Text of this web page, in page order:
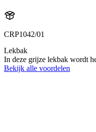
CRP1042/01
Lekbak
In deze grijze lekbak wordt
Bekijk alle voordelen